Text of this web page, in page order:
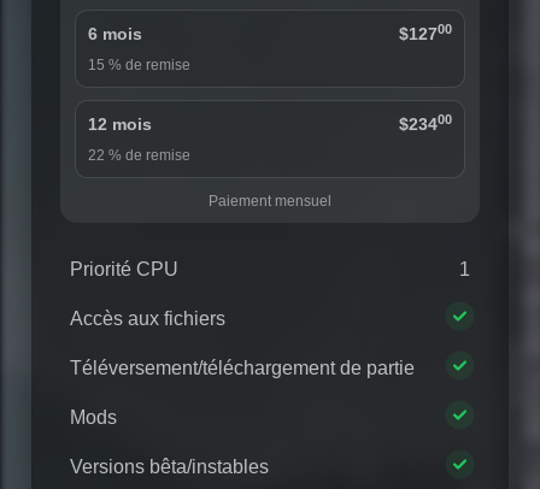
6 mois $12700
15 % de remise
12 mois $23400
22 % de remise
Paiement mensuel
Priorité CPU 1
Accès aux fichiers
Téléversement/téléchargement de partie
Mods
Versions bêta/instables